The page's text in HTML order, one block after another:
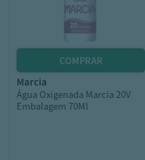
marcia
Água Oxigenada Marcia 20V
Embalagem 70Ml